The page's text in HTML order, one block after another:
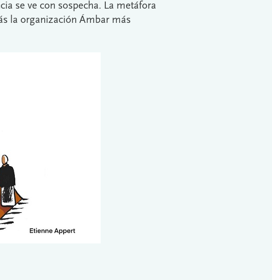
se ve con sospecha. La metáfora
la organización Ámbar más